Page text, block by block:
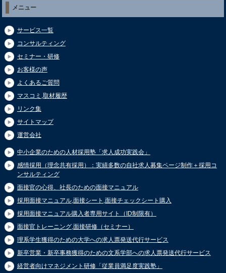
メニュー
サービス一覧
コンサルティング
セミナー・研修
お客様の声
よくあるご質問
マスコミ,取材履歴
リンク集
サイトマップ
運営会社
中小企業のための人材採用塾「求人成功実践会」
感情採用（理念共有採用）：実績多数の自社求人募集ページ制作＋採用コ
ンサルティング
面接官の心得、社長のための面接マニュアル
採用面接マニュアル,面接シート,面接チェックシート購入
採用面接マニュアル購入者専用サイト（ID制限有）
面接官トレーニング,面接研修（セミナー）
理系学生獲得のための大学への求人票発送代行サービス
新卒営業・新卒事務獲得のための文系学部への求人票発送代行サービス
経営者向けマネジメント研修「従業員満足度実践塾」